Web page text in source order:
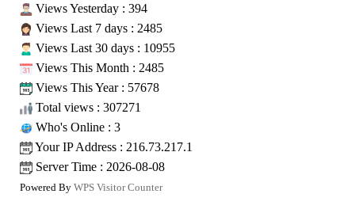
Views Yesterday : 394
Views Last 7 days : 2485
Views Last 30 days : 10955
Views This Month : 2485
Views This Year : 57678
Total views : 307271
Who's Online : 3
Your IP Address : 216.73.217.1
Server Time : 2026-08-08
Powered By WPS Visitor Counter